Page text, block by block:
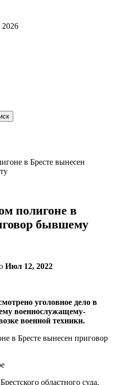
2026
в Бресте вынесен
полигоне в
бывшему
Июл 12, 2022
уголовное дело в
военнослужащему-
военной техники.
областного суда,